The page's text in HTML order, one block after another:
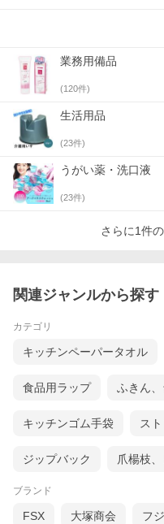
業務用備品
(120件)
生活用品
(23件)
うがい薬・洗口液
(23件)
さらに1件
関連ジャンルから探す
カテゴリ
キッチンペーパータオル
食品用ラップ ふきん
キッチンゴム手袋 ス
ジップバック 爪楊枝
ブランド
FSX 大塚商会 フ